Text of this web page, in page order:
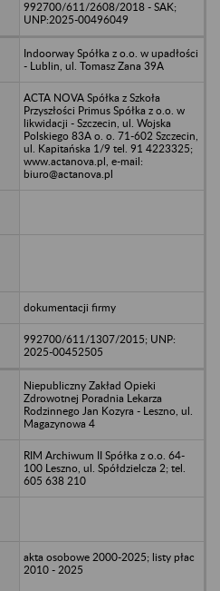
992700/611/2608/2018 - SAK;
UNP:2025-00496049
Indoorway Spółka z o.o. w upadłości
- Lublin, ul. Tomasz Zana 39A
ACTA NOVA Spółka z Szkoła
Przyszłości Primus Spółka z o.o. w
likwidacji - Szczecin, ul. Wojska
Polskiego 83A o. o. 71-602 Szczecin,
ul. Kapitańska 1/9 tel. 91 4223325;
www.actanova.pl, e-mail:
biuro@actanova.pl
dokumentacji firmy
992700/611/1307/2015; UNP:
2025-00452505
Niepubliczny Zakład Opieki
Zdrowotnej Poradnia Lekarza
Rodzinnego Jan Kozyra - Leszno, ul.
Magazynowa 4
RIM Archiwum II Spółka z o.o. 64-
100 Leszno, ul. Spółdzielcza 2; tel.
605 638 210
akta osobowe 2000-2025; listy płac
2010 - 2025